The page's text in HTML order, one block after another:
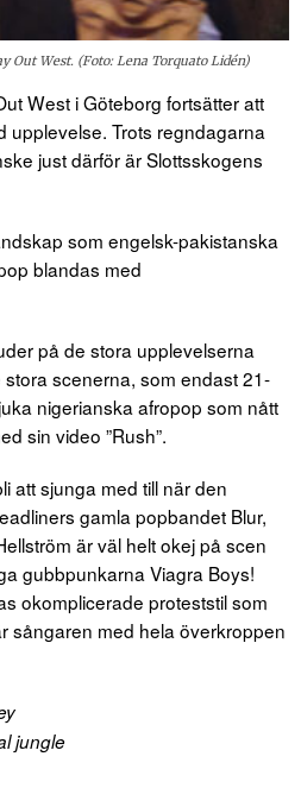
Out West. (Foto: Lena Torquato Lidén)
West i Göteborg fortsätter att
upplevelse. Trots regndagarna
just därför är Slottsskogens
som engelsk-pakistanska
blandas med
på de stora upplevelserna
scenerna, som endast 21-
nigerianska afropop som nått
sin video ”Rush”.
att sjunga med till när den
gamla popbandet Blur,
är väl helt okej på scen
gubbpunkarna Viagra Boys!
okomplicerade proteststil som
sångaren med hela överkroppen
jungle